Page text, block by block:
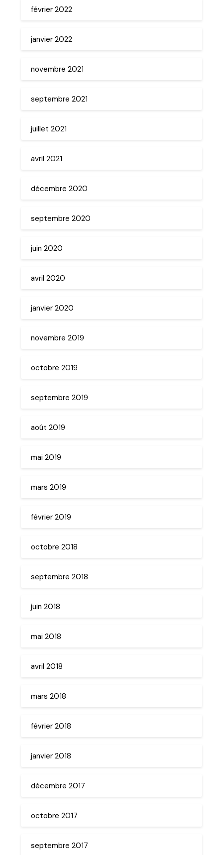
février 2022
janvier 2022
novembre 2021
septembre 2021
juillet 2021
avril 2021
décembre 2020
septembre 2020
juin 2020
avril 2020
janvier 2020
novembre 2019
octobre 2019
septembre 2019
août 2019
mai 2019
mars 2019
février 2019
octobre 2018
septembre 2018
juin 2018
mai 2018
avril 2018
mars 2018
février 2018
janvier 2018
décembre 2017
octobre 2017
septembre 2017